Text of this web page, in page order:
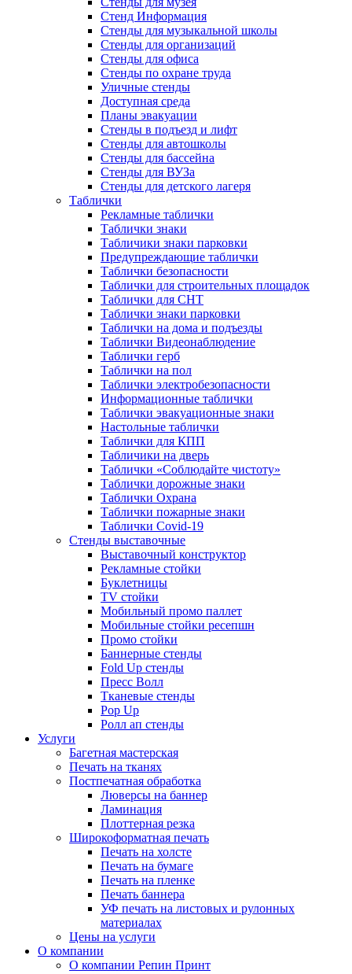
Стенд Информация
Стенды для музыкальной школы
Стенды для организаций
Стенды для офиса
Стенды по охране труда
Уличные стенды
Доступная среда
Планы эвакуации
Стенды в подъезд и лифт
Стенды для автошколы
Стенды для бассейна
Стенды для ВУЗа
Стенды для детского лагеря
Таблички
Рекламные таблички
Таблички знаки
Табличики знаки парковки
Предупреждающие таблички
Таблички безопасности
Таблички для строительных площадок
Таблички для СНТ
Таблички знаки парковки
Таблички на дома и подъезды
Таблички Видеонаблюдение
Таблички герб
Таблички на пол
Таблички электробезопасности
Информационные таблички
Таблички эвакуационные знаки
Настольные таблички
Таблички для КПП
Табличики на дверь
Таблички «Соблюдайте чистоту»
Таблички дорожные знаки
Таблички Охрана
Таблички пожарные знаки
Таблички Covid-19
Стенды выставочные
Выставочный конструктор
Рекламные стойки
Буклетницы
TV стойки
Мобильный промо паллет
Мобильные стойки ресепшн
Промо стойки
Баннерные стенды
Fold Up стенды
Пресс Волл
Тканевые стенды
Pop Up
Ролл ап стенды
Услуги
Багетная мастерская
Печать на тканях
Постпечатная обработка
Люверсы на баннер
Ламинация
Плоттерная резка
Широкоформатная печать
Печать на холсте
Печать на бумаге
Печать на пленке
Печать баннера
УФ печать на листовых и рулонных
материалах
Цены на услуги
О компании
О компании Репин Принт